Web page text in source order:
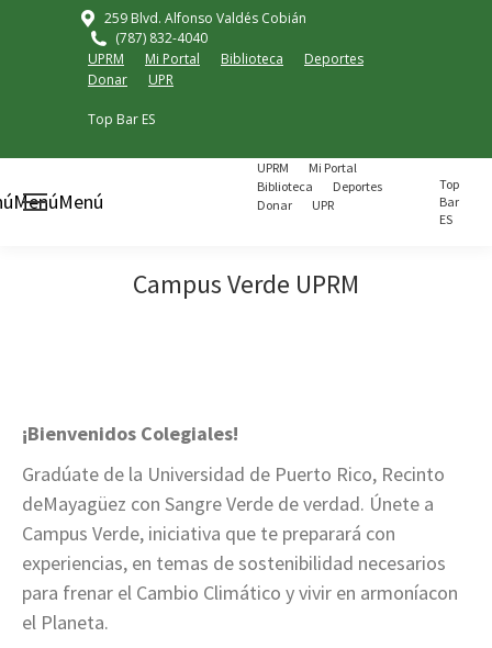
259 Blvd. Alfonso Valdés Cobián
(787) 832-4040
UPRM
Mi Portal Biblioteca
Deportes
Donar
UPR
Top Bar ES
MenúMenú
UPRM
Mi Portal
Biblioteca
Deportes
Donar
UPR
Top
Bar
ES
Campus Verde UPRM
¡Bienvenidos Colegiales!
Gradúate de la Universidad de Puerto Rico, Recinto
deMayagüez con Sangre Verde de verdad. Únete a
Campus Verde, iniciativa que te preparará con
experiencias, en temas de sostenibilidad necesarios
para frenar el Cambio Climático y vivir en armoníacon
el Planeta.